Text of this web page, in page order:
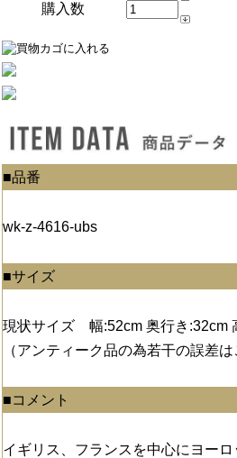
購入数
■品番
wk-z-4616-ubs
■サイズ
現状サイズ 幅:52cm 奥行き:32cm
（アンティーク品の為若干の誤差
■コメント
イギリス、フランスを中心にヨー